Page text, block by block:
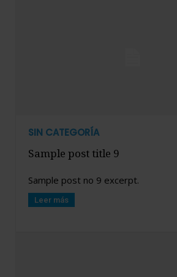
SIN CATEGORÍA
Sample post title 9
Sample post no 9 excerpt.
Leer más